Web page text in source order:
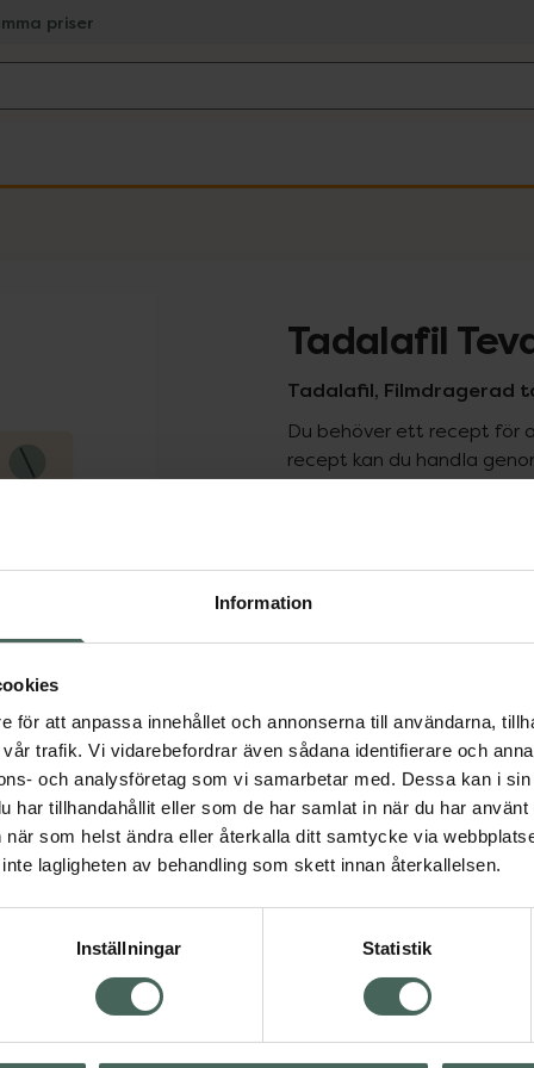
Information
för att anpassa innehållet och annonserna till användarna,
trafik. Vi vidarebefordrar även sådana identifierare och
och analysföretag som vi samarbetar med. Dessa kan i
har tillhandahållit eller som de har samlat in när du har
som helst ändra eller återkalla ditt samtycke via
lagligheten av behandling som skett innan återkallelsen.
Inställningar Statistik
priser
Tadalafil
Tadalafil, Filmdragerad
Du behöver ett recept för
recept kan du handla
Aktuella erbjudanden
i syd
just dig
Om